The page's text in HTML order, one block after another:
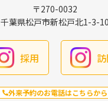
〒270-0032
千葉県松戸市新松戸北1-3-10
採用
外来予約のお電話はこちらから